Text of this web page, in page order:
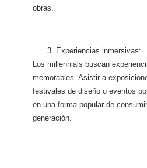
obras.
Experiencias inmersivas:
Los millennials buscan
memorables. Asistir a
festivales de diseño o eventos
en una forma popular de
generación.